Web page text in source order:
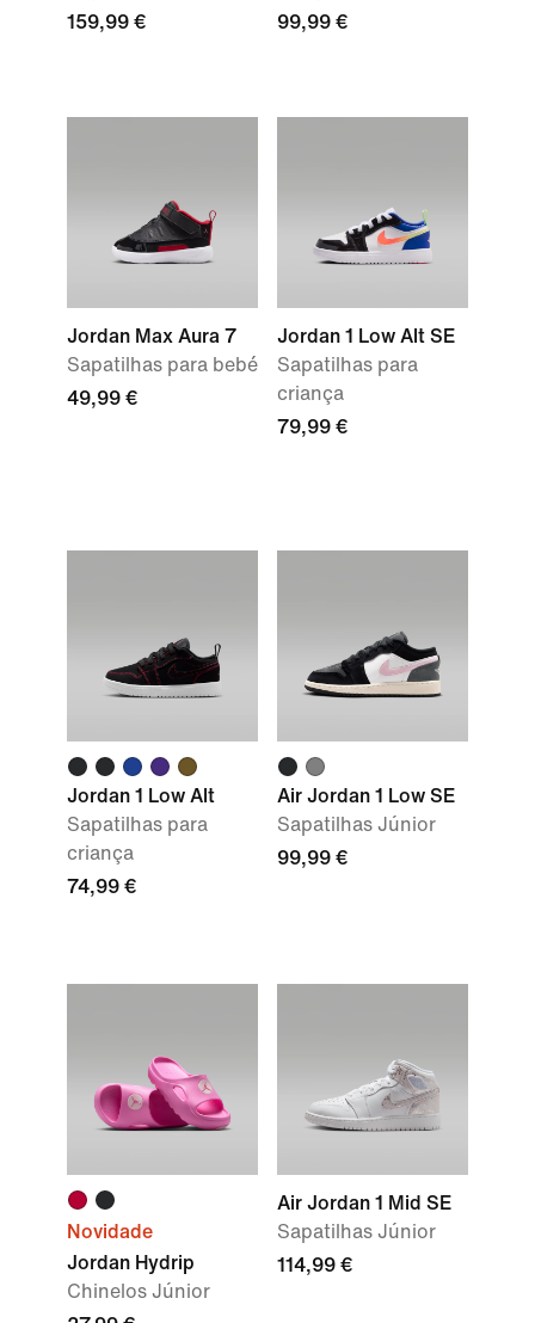
159,99 €
99,99 €
Jordan Max Aura 7
Sapatilhas para bebé
49,99 €
Jordan 1 Low Alt SE
Sapatilhas para
criança
79,99 €
Jordan 1 Low Alt
Sapatilhas para
criança
74,99 €
Air Jordan 1 Low SE
Sapatilhas Júnior
99,99 €
Novidade
Jordan Hydrip
Chinelos Júnior
Air Jordan 1 Mid SE
Sapatilhas Júnior
114,99 €